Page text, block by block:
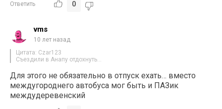
Ответить 0
vms
10 лет назад
Цитата: Czar123
Съездили в Анапу отдохнуть…
Для этого не обязательно в отпуск ехать… вместо
междугороднего автобуса мог быть и ПАЗик
междудеревенский